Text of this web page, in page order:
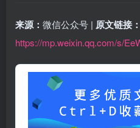
来源： 微信公众号 | 原文链接：
https://mp.weixin.qq.com/s/